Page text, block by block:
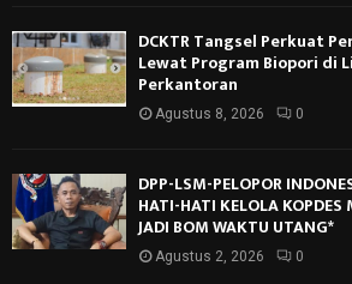
DCKTR Tangsel Perkuat
Lewat Program Biopori di
Perkantoran
Agustus 8, 2026 0
DPP-LSM-PELOPOR
HATI-HATI KELOLA KOPDES
JADI BOM WAKTU UTANG*
Agustus 2, 2026 0